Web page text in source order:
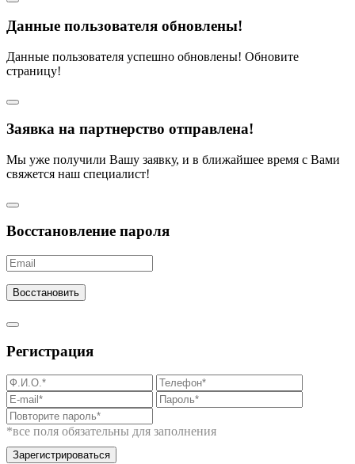
Данные пользователя обновлены!
Данные пользователя успешно обновлены! Обновите
страницу!
Заявка на партнерство отправлена!
Мы уже получили Вашу заявку, и в ближайшее время с Вами
свяжется наш специалист!
Восстановление пароля
Восстановить
Регистрация
*все поля обязательны для заполнения
Зарегистрироваться